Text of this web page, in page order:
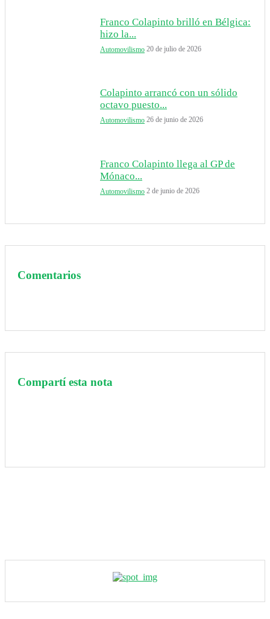
Franco Colapinto brilló en Bélgica:
hizo la...
Automovilismo 20 de julio de 2026
Colapinto arrancó con un sólido
octavo puesto...
Automovilismo 26 de junio de 2026
Franco Colapinto llega al GP de
Mónaco...
Automovilismo 2 de junio de 2026
Comentarios
Compartí esta nota